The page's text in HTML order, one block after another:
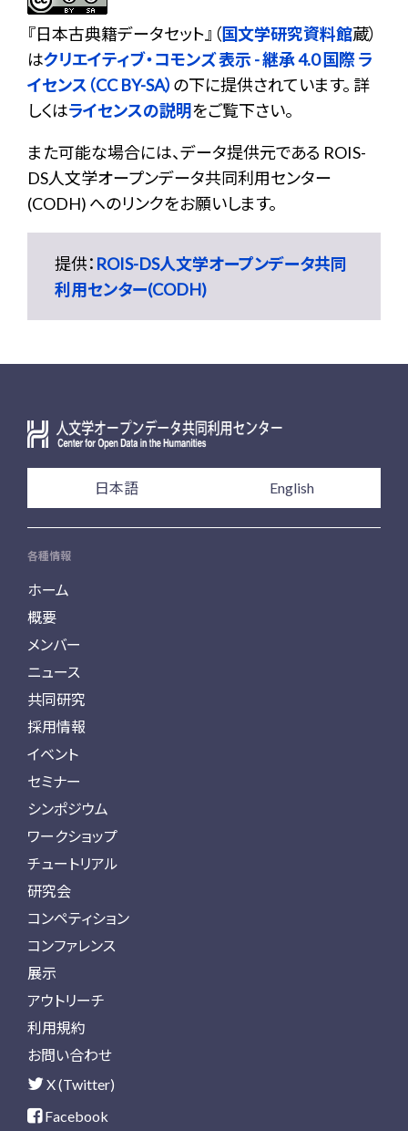
『日本古典籍データセット 』（国文学研究資料館蔵）
はクリエイティブ・コモンズ 表示 - 継承 4.0 国際 ラ
イセンス（CC BY-SA） の下に提供されています。 詳
しくはライセンスの説明をご覧下さい。
また可能な場合には、データ提供元である ROIS-
DS人文学オープンデータ共同利用センター
(CODH) へのリンクをお願いします。
提供： ROIS-DS人文学オープンデータ共同
利用センター(CODH)
日本語 English
各種情報
ホーム
概要
メンバー
ニュース
共同研究
採用情報
イベント
セミナー
シンポジウム
ワークショップ
チュートリアル
研究会
コンペティション
コンファレンス
展示
アウトリーチ
利用規約
お問い合わせ
X (Twitter)
Facebook